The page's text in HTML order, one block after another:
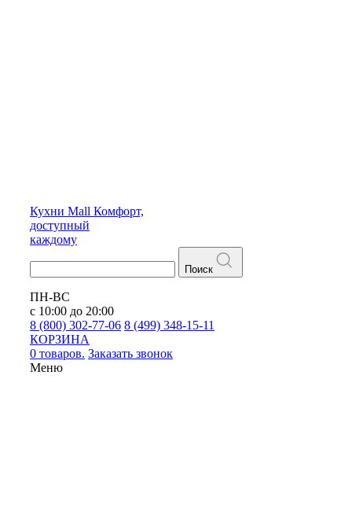
Кухни Mall Комфорт,
доступный
каждому
Поиск
ПН-ВС
с 10:00 до 20:00
8 (800) 302-77-06 8 (499) 348-15-11
КОРЗИНА
0 товаров. Заказать звонок
Меню